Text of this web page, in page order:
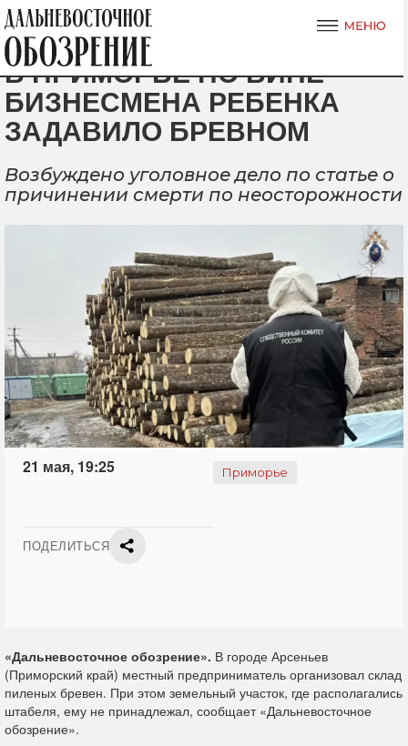
В ПРИМОРЬЕ ПО ВИНЕ
БИЗНЕСМЕНА РЕБЕНКА
ЗАДАВИЛО БРЕВНОМ
Возбуждено уголовное дело по статье о
причинении смерти по неосторожности
21 мая, 19:25 Приморье
ПОДЕЛИТЬСЯ
«Дальневосточное обозрение». В городе Арсеньев
(Приморский край) местный предприниматель организовал склад
пиленых бревен. При этом земельный участок, где располагались
штабеля, ему не принадлежал, сообщает «Дальневосточное
обозрение».